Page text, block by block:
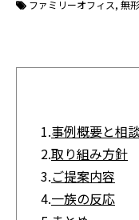
ファミリーオフィス 無
1.事例概要と相
2.取り組み方針
3.ご提案内容
4.一族の反応